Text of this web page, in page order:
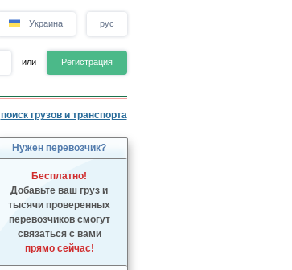
Украина рус
или Регистрация
поиск грузов и транспорта
Нужен перевозчик?
Бесплатно!
Добавьте ваш груз и
тысячи проверенных
перевозчиков смогут
связаться с вами
прямо сейчас!